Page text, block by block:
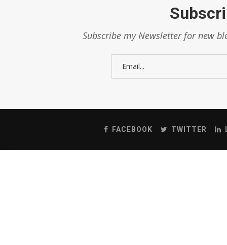
Subscribe my Newsletter for new
FACEBOOK TWITTER